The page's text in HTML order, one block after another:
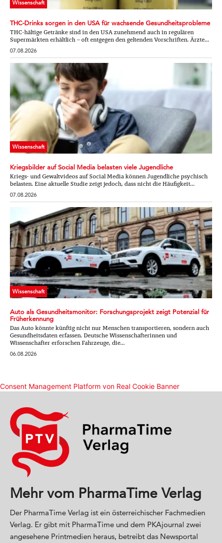
Mehr vom PharmaTime Verlag
Der PharmaTime Verlag ist ein österreichischer Fachmedien
Verlag. Er gibt mit PharmaTime und dem PKAjournal zwei
angesehene Printmedien heraus, betreibt das Newsportal